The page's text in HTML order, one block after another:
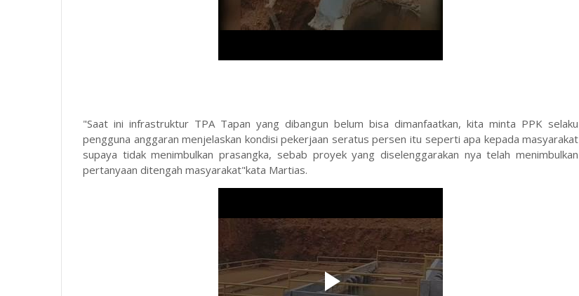
"Saat ini infrastruktur TPA Tapan yang dibangun belum bisa dimanfaatkan, kita minta PPK selaku
pengguna anggaran menjelaskan kondisi pekerjaan seratus persen itu seperti apa kepada masyarakat
supaya tidak menimbulkan prasangka, sebab proyek yang diselenggarakan nya telah menimbulkan
pertanyaan ditengah masyarakat"kata Martias.